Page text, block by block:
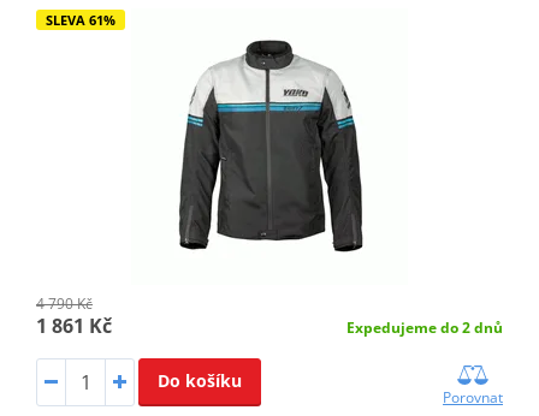
SLEVA 61%
4 790 Kč
1 861 Kč Expedujeme do 2 dnů
Do košíku
Porovnat